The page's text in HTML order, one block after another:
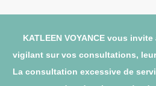
KATLEEN VOYANCE vous
vigilant sur vos consultations,
La consultation excessive de